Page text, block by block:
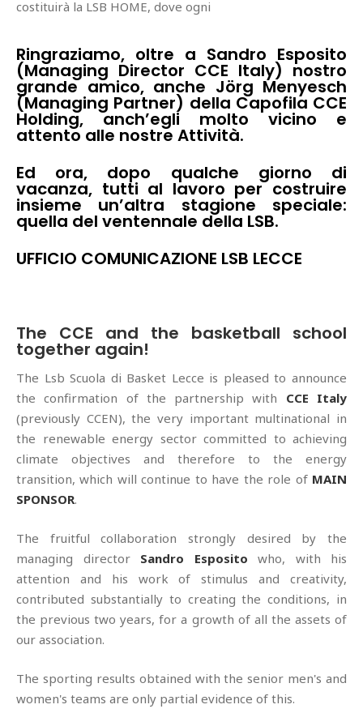
costituirà la LSB HOME, dove ogni
Ringraziamo, oltre a Sandro Esposito
(Managing Director CCE Italy) nostro
grande amico, anche Jörg Menyesch
(Managing Partner) della Capofila CCE
Holding, anch’egli molto vicino e
attento alle nostre Attività.
Ed ora, dopo qualche giorno di
vacanza, tutti al lavoro per costruire
insieme un’altra stagione speciale:
quella del ventennale della LSB.
UFFICIO COMUNICAZIONE LSB LECCE
The CCE and the basketball school
together again!
The Lsb Scuola di Basket Lecce is pleased to announce
the confirmation of the partnership with CCE Italy
(previously CCEN), the very important multinational in
the renewable energy sector committed to achieving
climate objectives and therefore to the energy
transition, which will continue to have the role of MAIN
SPONSOR.
The fruitful collaboration strongly desired by the
managing director Sandro Esposito who, with his
attention and his work of stimulus and creativity,
contributed substantially to creating the conditions, in
the previous two years, for a growth of all the assets of
our association.
The sporting results obtained with the senior men's and
women's teams are only partial evidence of this.